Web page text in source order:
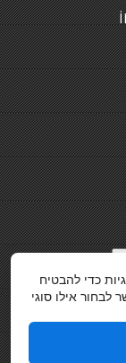
כדי להבטיח
אילו סוגי